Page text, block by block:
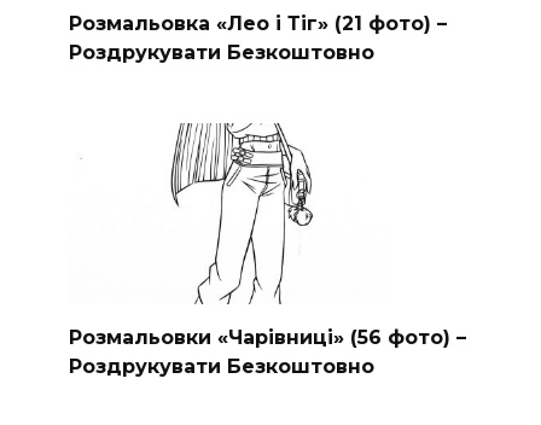
Розмальовка «Лео і Тіг» (21 фото) –
Роздрукувати Безкоштовно
Розмальовки «Чарівниці» (56 фото) –
Роздрукувати Безкоштовно